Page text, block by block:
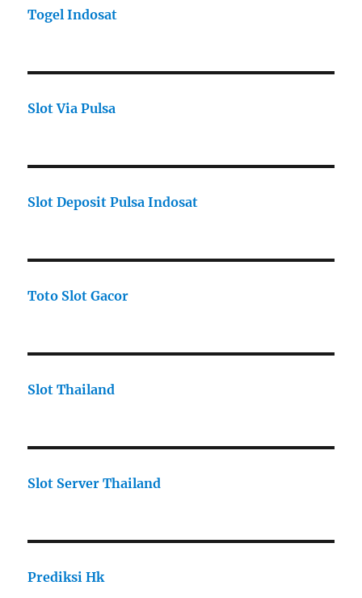
Togel Indosat
Slot Via Pulsa
Slot Deposit Pulsa Indosat
Toto Slot Gacor
Slot Thailand
Slot Server Thailand
Prediksi Hk